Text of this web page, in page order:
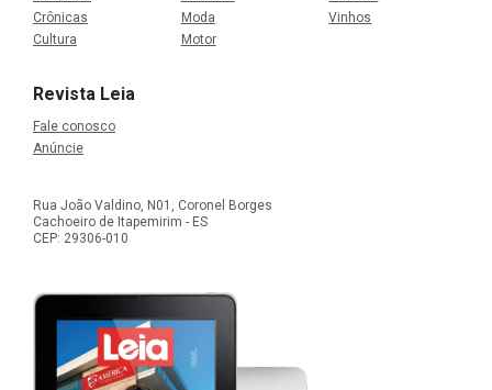
Crônicas
Cultura
Moda
Motor
Vinhos
Revista Leia
Fale conosco
Anúncie
Rua João Valdino, N01, Coronel Borges
Cachoeiro de Itapemirim - ES
CEP: 29306-010